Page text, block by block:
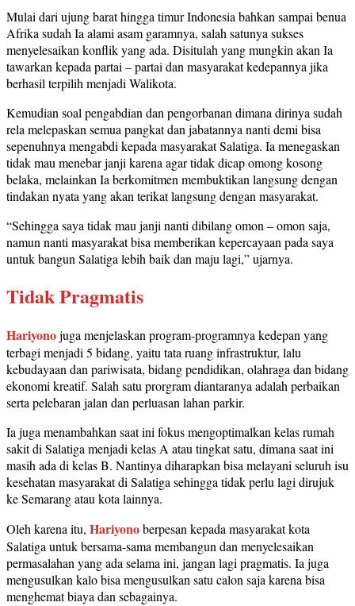
Mulai dari ujung barat hingga timur Indonesia bahkan sampai benua
Afrika sudah Ia alami asam garamnya, salah satunya sukses
menyelesaikan konflik yang ada. Disitulah yang mungkin akan Ia
tawarkan kepada partai – partai dan masyarakat kedepannya jika
berhasil terpilih menjadi Walikota.
Kemudian soal pengabdian dan pengorbanan dimana dirinya sudah
rela melepaskan semua pangkat dan jabatannya nanti demi bisa
sepenuhnya mengabdi kepada masyarakat Salatiga. Ia menegaskan
tidak mau menebar janji karena agar tidak dicap omong kosong
belaka, melainkan Ia berkomitmen membuktikan langsung dengan
tindakan nyata yang akan terikat langsung dengan masyarakat.
“Sehingga saya tidak mau janji nanti dibilang omon – omon saja,
namun nanti masyarakat bisa memberikan kepercayaan pada saya
untuk bangun Salatiga lebih baik dan maju lagi,” ujarnya.
Tidak Pragmatis
Hariyonojuga menjelaskan program-programnya kedepan yang
terbagi menjadi 5 bidang, yaitu tata ruang infrastruktur, lalu
kebudayaan dan pariwisata, bidang pendidikan, olahraga dan bidang
ekonomi kreatif. Salah satu prorgram diantaranya adalah perbaikan
serta pelebaran jalan dan perluasan lahan parkir.
Ia juga menambahkan saat ini fokus mengoptimalkan kelas rumah
sakit di Salatiga menjadi kelas A atau tingkat satu, dimana saat ini
masih ada di kelas B. Nantinya diharapkan bisa melayani seluruh isu
kesehatan masyarakat di Salatiga sehingga tidak perlu lagi dirujuk
ke Semarang atau kota lainnya.
Oleh karena itu, Hariyonoberpesan kepada masyarakat kota
Salatiga untuk bersama-sama membangun dan menyelesaikan
permasalahan yang ada selama ini, jangan lagi pragmatis. Ia juga
mengusulkan kalo bisa mengusulkan satu calon saja karena bisa
menghemat biaya dan sebagainya.